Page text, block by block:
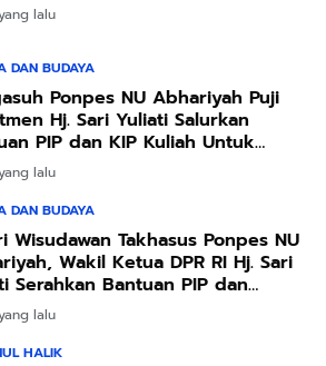
lalu
DAN BUDAYA
Ponpes NU Abhariyah Puji
Hj. Sari Yuliati Salurkan
PIP dan KIP Kuliah Untuk
lalu
DAN BUDAYA
Wisudawan Takhasus Ponpes NU
DPR RI Hj. Sari
Serahkan Bantuan PIP dan
Program Sanitasi
lalu
HALIK